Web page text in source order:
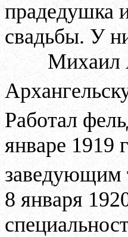
прадедушка
свадьбы. У
Михаил
Работал
январе 1919
заведующим
8 января